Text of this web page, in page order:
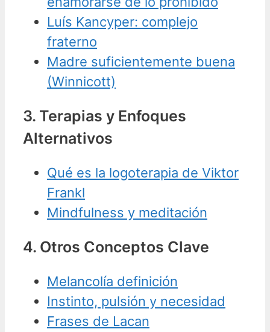
Luís Kancyper: complejo
fraterno
Madre suficientemente buena
(Winnicott)
3. Terapias y Enfoques
Alternativos
Qué es la logoterapia de Viktor
Frankl
Mindfulness y meditación
4. Otros Conceptos Clave
Melancolía definición
Instinto, pulsión y necesidad
Frases de Lacan